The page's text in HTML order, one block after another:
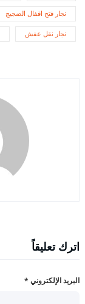
نجار فتح اقفال الضجيج
نجار نقل عفش
اترك تعليقاً
البريد الإلكتروني *